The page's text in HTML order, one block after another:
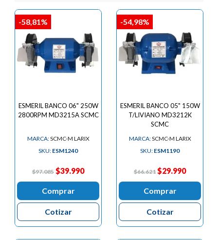
ESMERIL BANCO 06" 250W
2800RPM MD3215A SCMC
MARCA:SCMC-M LARIX
SKU: ESM1240
$97.085 $39.990
Comprar
Cotizar
-58,81%
ESMERIL BANCO 05" 150W
T/LIVIANO MD3212K
SCMC
MARCA:SCMC-M LARIX
SKU: ESM1190
$66.621 $29.990
Comprar
Cotizar
-54,98%